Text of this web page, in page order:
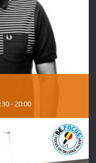
- 20:00